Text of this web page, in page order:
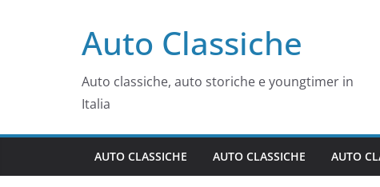
Auto Classiche
Auto classiche, auto storiche e youngtimer in
Italia
AUTO CLASSICHE AUTO CLASSICHE AUTO